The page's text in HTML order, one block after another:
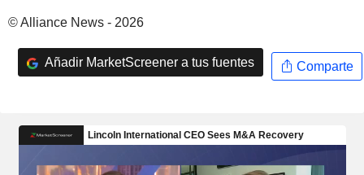
© Alliance News - 2026
Añadir MarketScreener a tus fuentes Comparte